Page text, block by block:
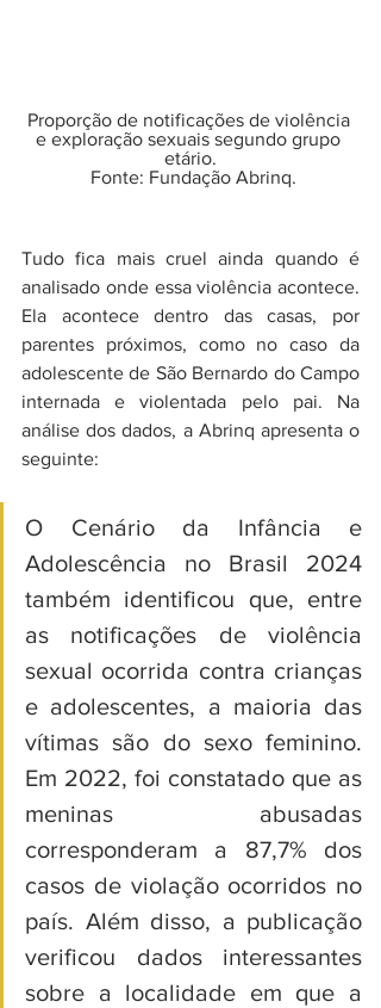
Proporção de notificações de violência
e exploração sexuais segundo grupo
etário.
Fonte: Fundação Abrinq.
Tudo fica mais cruel ainda quando é
analisado onde essa violência acontece.
Ela acontece dentro das casas, por
parentes próximos, como no caso da
adolescente de São Bernardo do Campo
internada e violentada pelo pai. Na
análise dos dados, a Abrinq apresenta o
seguinte:
O Cenário da Infância e
Adolescência no Brasil 2024
também identificou que, entre
as notificações de violência
sexual ocorrida contra crianças
e adolescentes, a maioria das
vítimas são do sexo feminino.
Em 2022, foi constatado que as
meninas abusadas
corresponderam a 87,7% dos
casos de violação ocorridos no
país. Além disso, a publicação
verificou dados interessantes
sobre a localidade em que a